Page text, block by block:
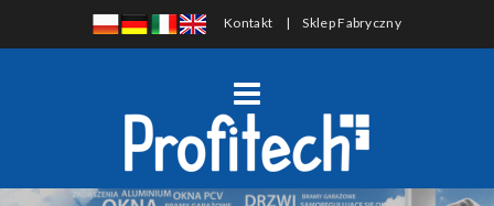
Kontakt |Sklep Fabryczny